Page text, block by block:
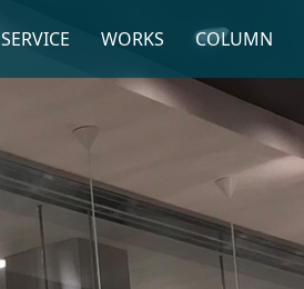
SERVICE WORKS COLUMN